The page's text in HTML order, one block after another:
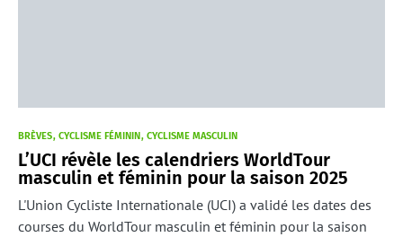
BRÈVES CYCLISME FÉMININ CYCLISME MASCULIN
L’UCI révèle les calendriers WorldTour
masculin et féminin pour la saison 2025
L'Union Cycliste Internationale (UCI) a validé les dates des
courses du WorldTour masculin et féminin pour la saison